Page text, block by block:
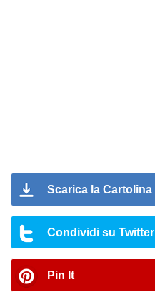
Scarica la Cartolina
Condividi su Twitter
Pin It